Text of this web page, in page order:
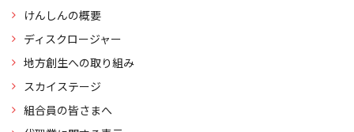
けんしんの概要
ディスクロージャー
地方創生への取り組み
スカイステージ
組合員の皆さまへ